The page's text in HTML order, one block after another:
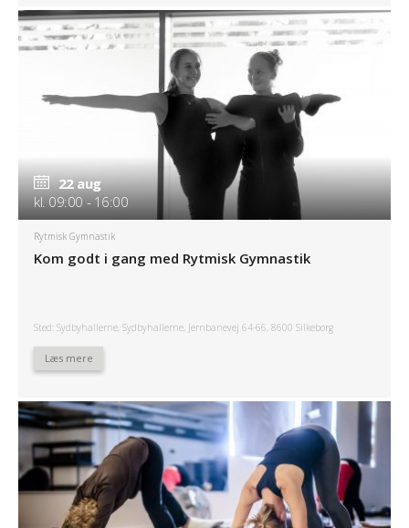
22 aug
kl. 09:00 - 16:00
Rytmisk Gymnastik
Kom godt i gang med Rytmisk Gymnastik
Sted: Sydbyhallerne, Sydbyhallerne, Jernbanevej 64-66, 8600 Silkeborg
Læs mere